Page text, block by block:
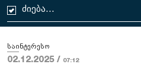
საინტერესო
02.12.2025 / 07:12